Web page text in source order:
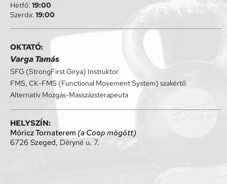
Hétfő: 19:00
Szerda: 19:00
OKTATÓ:
Varga Tamás
SFG (StrongFirst Girya) Instruktor
FMS, CK-FMS (Functional Movement System) szakértő
Alternatív Mozgás-Masszázsterapeuta
HELYSZÍN:
Móricz Tornaterem (a Coop mögött)
6726 Szeged, Déryné u. 7.